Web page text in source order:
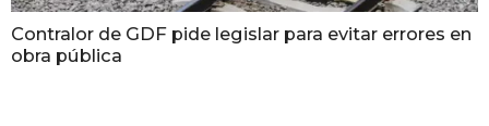
Contralor de GDF pide legislar para evitar errores en
obra pública